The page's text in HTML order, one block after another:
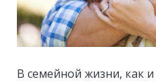
В семейной жизни, как